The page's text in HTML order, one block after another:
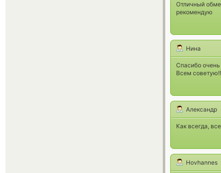
Отличный
рекомендую
Нина
Спасибо
Всем
Александр
Как всегда,
Hovhannes